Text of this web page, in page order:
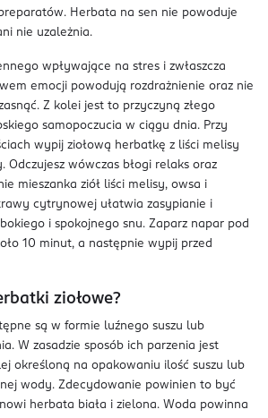
Herbata na sen nie powoduje
nie uzależnia.
wpływające na stres i zwłaszcza
emocji powodują rozdrażnienie oraz nie
Z kolei jest to przyczyną złego
samopoczucia w ciągu dnia. Przy
wypij ziołową herbatkę z liści melisy
wówczas błogi relaks oraz
mieszanka ziół liści melisy, owsa i
cytrynowej ułatwia zasypianie i
i spokojnego snu. Zaparz napar pod
10 minut, a następnie wypij przed
ziołowe?
są w formie luźnego suszu lub
W zasadzie sposób ich parzenia jest
określoną na opakowaniu ilość suszu lub
wody. Zdecydowanie powinien to być
herbata biała i zielona. Woda powinna